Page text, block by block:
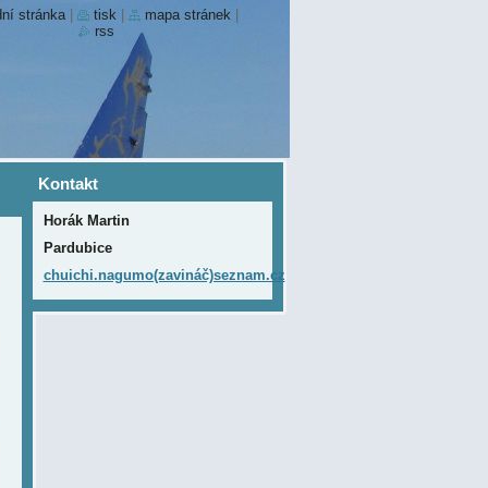
Kontakt
Horák Martin
Pardubice
chuichi.nagumo(zavináč)seznam.cz
stránka tisk mapa stránek
rss